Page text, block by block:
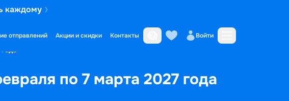
каждому
отправлений Акции и скидки Контакты Войти
по 7 марта 2027 года